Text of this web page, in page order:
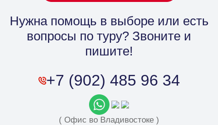
Нужна помощь в выборе или есть
вопросы по туру? Звоните и
пишите!
+7 (902) 485 96 34
( Офис во Владивостоке )